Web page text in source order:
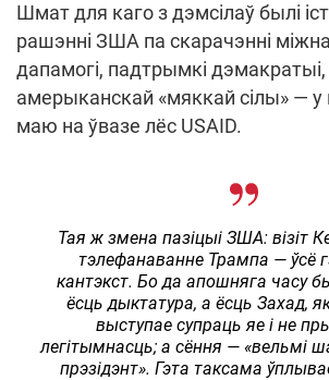
Шмат для каго з дэмсілаў былі
рашэнні ЗША па скарачэнні
дапамогі, падтрымкі
амерыканскай «мяккай сілы» — у
маю на ўвазе лёс USAID.
Тая ж змена пазіцыі ЗША: візіт
тэлефанаванне Трампа — ўсё
кантэкст. Бо да апошняга часу
ёсць дыктатура, а ёсць Захад,
выступае супраць яе і не
легітымнасць; а сёння — «вельмі
прэзідэнт». Гэта таксама